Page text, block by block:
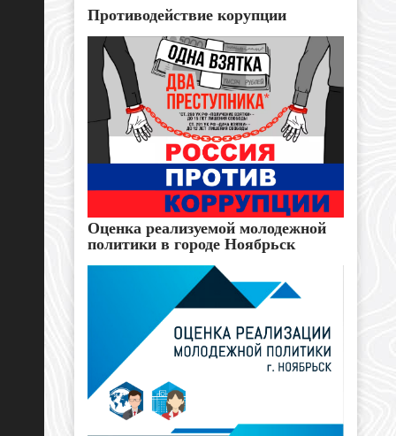
Противодействие корупции
Оценка реализуемой молодежной
политики в городе Ноябрьск